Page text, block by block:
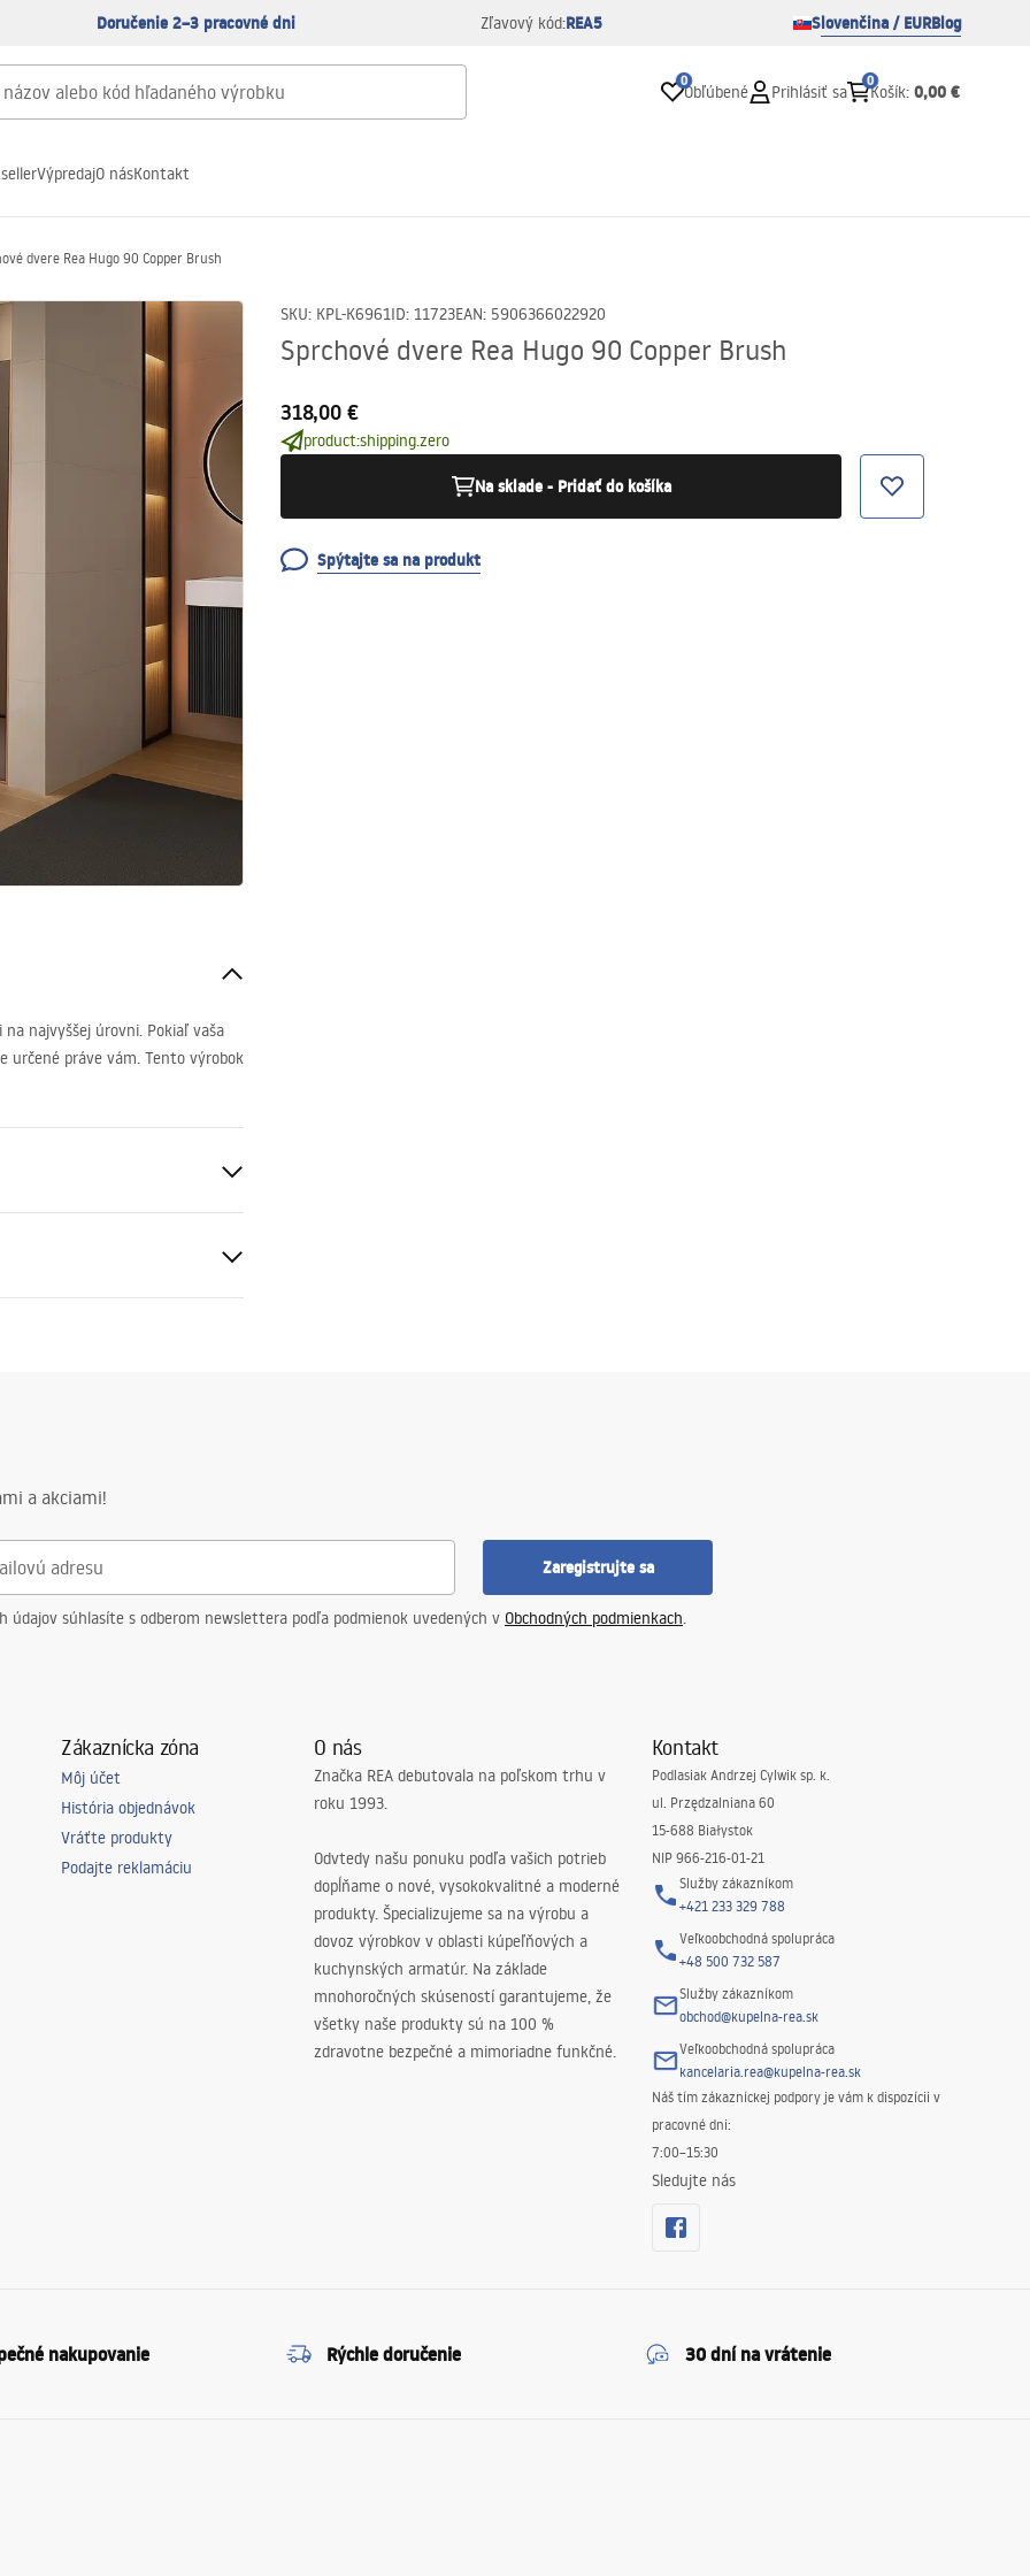
Doručenie 2–3 pracovné dni Zľavový kód:REA5 Slovenčina / EURBlog
0
Obľúbené Prihlásiť sa
0
Košík: 0,00 €
VýpredajO násKontakt
dvere Rea Hugo 90 Copper Brush
SKU: KPL-K6961ID: 11723EAN: 5906366022920
Sprchové dvere Rea Hugo 90 Copper Brush
318,00 €
product:shipping.zero
Na sklade - Pridať do košíka
Spýtajte sa na produkt
najvyššej úrovni. Pokiaľ vaša
určené práve vám. Tento výrobok
a akciami!
Zaregistrujte sa
údajov súhlasíte s odberom newslettera podľa podmienok uvedených v Obchodných podmienkach.
Zákaznícka zóna
Môj účet
História objednávok
Vráťte produkty
Podajte reklamáciu
O nás
Značka REA debutovala na poľskom trhu v
roku 1993.
Odvtedy našu ponuku podľa vašich potrieb
dopĺňame o nové, vysokokvalitné a moderné
produkty. Špecializujeme sa na výrobu a
dovoz výrobkov v oblasti kúpeľňových a
kuchynských armatúr. Na základe
mnohoročných skúseností garantujeme, že
všetky naše produkty sú na 100 %
zdravotne bezpečné a mimoriadne funkčné.
Kontakt
Podlasiak Andrzej Cylwik sp. k.
ul. Przędzalniana 60
15-688 Białystok
NIP 966-216-01-21
Služby zákazníkom
+421 233 329 788
Veľkoobchodná spolupráca
+48 500 732 587
Služby zákazníkom
obchod@kupelna-rea.sk
Veľkoobchodná spolupráca
kancelaria.rea@kupelna-rea.sk
Náš tím zákazníckej podpory je vám k dispozícii v
pracovné dni:
7:00–15:30
Sledujte nás
nakupovanie Rýchle doručenie 30 dní na vrátenie